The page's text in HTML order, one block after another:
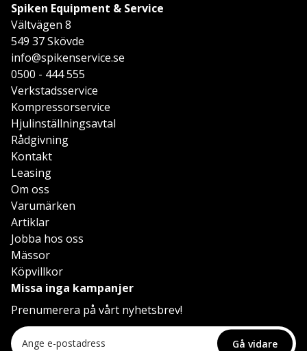
Spiken Equipment & Service
Vältvägen 8
549 37 Skövde
info@spikenservice.se
0500 - 444 555
Verkstadsservice
Kompressorservice
Hjulinställningsavtal
Rådgivning
Kontakt
Leasing
Om oss
Varumärken
Artiklar
Jobba hos oss
Mässor
Köpvillkor
Missa inga kampanjer
Prenumerera på vårt nyhetsbrev!
Gå vidare